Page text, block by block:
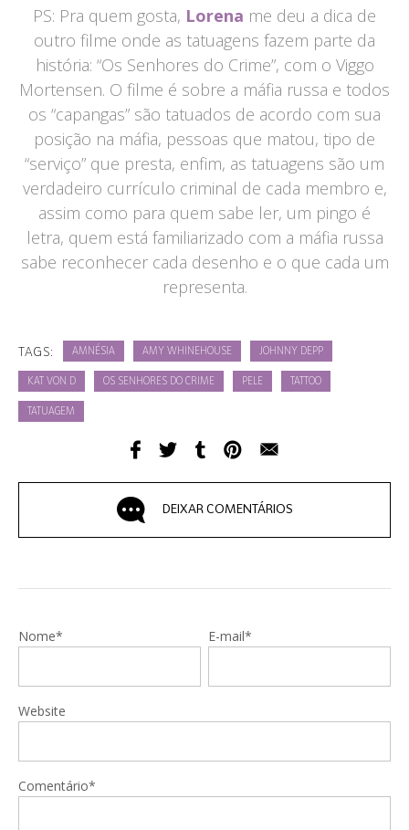
PS: Pra quem gosta, Lorena me deu a dica de
outro filme onde as tatuagens fazem parte da
história: “Os Senhores do Crime”, com o Viggo
Mortensen. O filme é sobre a máfia russa e todos
os “capangas” são tatuados de acordo com sua
posição na máfia, pessoas que matou, tipo de
“serviço” que presta, enfim, as tatuagens são um
verdadeiro currículo criminal de cada membro e,
assim como para quem sabe ler, um pingo é
letra, quem está familiarizado com a máfia russa
sabe reconhecer cada desenho e o que cada um
representa.
TAGS: AMNÉSIA AMY WHINEHOUSE JOHNNY DEPP
KAT VON D OS SENHORES DO CRIME PELE TATTOO
TATUAGEM
DEIXAR COMENTÁRIOS
Nome* E-mail*
Website
Comentário*